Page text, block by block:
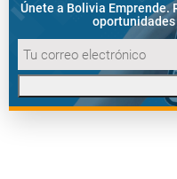
Únete a Bolivia Emprende.